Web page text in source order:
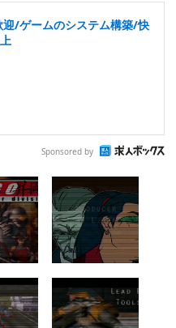
/ゲームのシステム構築/快
Sponsored by